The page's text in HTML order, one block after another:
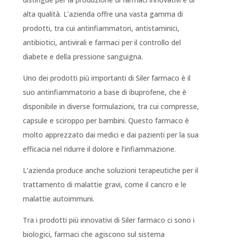
alta qualità. L’azienda offre una vasta gamma di
prodotti, tra cui antinfiammatori, antistaminici,
antibiotici, antivirali e farmaci per il controllo del
diabete e della pressione sanguigna.
Uno dei prodotti più importanti di Siler farmaco è il
suo antinfiammatorio a base di ibuprofene, che è
disponibile in diverse formulazioni, tra cui compresse,
capsule e sciroppo per bambini. Questo farmaco è
molto apprezzato dai medici e dai pazienti per la sua
efficacia nel ridurre il dolore e l’infiammazione.
L’azienda produce anche soluzioni terapeutiche per il
trattamento di malattie gravi, come il cancro e le
malattie autoimmuni.
Tra i prodotti più innovativi di Siler farmaco ci sono i
biologici, farmaci che agiscono sul sistema